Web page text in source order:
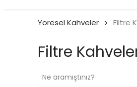
Yöresel Kahveler Filtre
Filtre